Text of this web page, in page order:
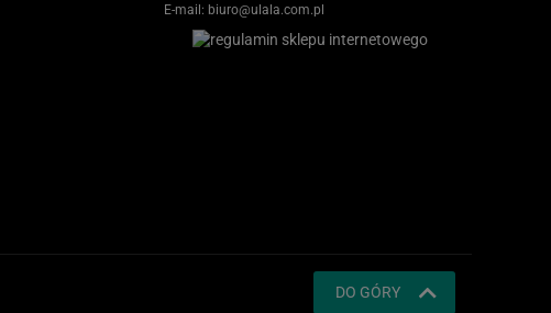
E-mail: biuro@ulala.com.pl
DO GÓRY